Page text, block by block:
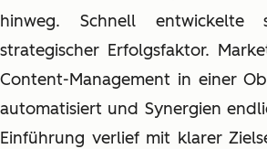
hinweg. Schnell entwickelte
strategischer Erfolgsfaktor.
Content-Management in einer
automatisiert und Synergien
Einführung verlief mit klarer